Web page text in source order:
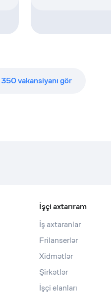
350vakansiyanı gör
İşçi axtarıram
İş axtaranlar
Frilanserlər
Xidmətlər
Şirkətlər
İşçi elanları